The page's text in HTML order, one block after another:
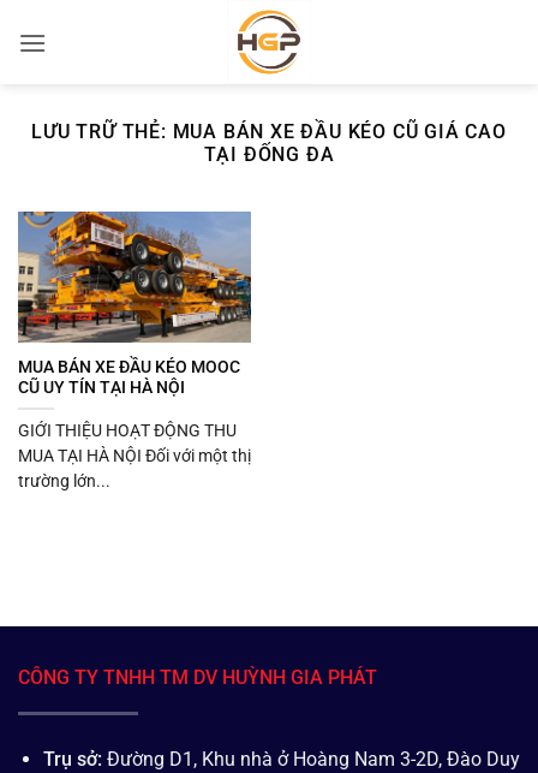
qua
LƯU TRỮ THẺ: MUA BÁN XE ĐẦU KÉO CŨ GIÁ CAO
TẠI ĐỐNG ĐA
MUA BÁN XE ĐẦU KÉO MOOC
CŨ UY TÍN TẠI HÀ NỘI
GIỚI THIỆU HOẠT ĐỘNG THU
MUA TẠI HÀ NỘI Đối với một thị
trường lớn...
CÔNG TY TNHH TM DV HUỲNH GIA PHÁT
Trụ sở: Đường D1, Khu nhà ở Hoàng Nam 3-2D, Đào Duy